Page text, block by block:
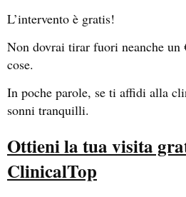
L’intervento è gratis!
Non dovrai tirar fuori neanche un
cose.
In poche parole, se ti affidi alla
sonni tranquilli.
Ottieni la tua visita
ClinicalTop